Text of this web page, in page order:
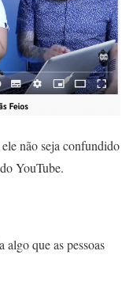
não seja confundido
YouTube.
algo que as pessoas